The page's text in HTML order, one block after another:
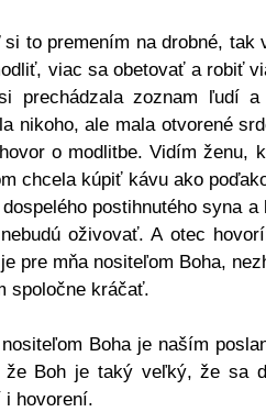
si to premením na drobné, tak
viac sa obetovať a robiť
prechádzala zoznam ľudí
nikoho, ale mala otvorené
o modlitbe. Vidím ženu,
chcela kúpiť kávu ako
postihnutého syna
oživovať. A otec
pre mňa nositeľom Boha,
spoločne kráčať.
Boha je naším
že Boh je taký veľký, že sa
i hovorení.